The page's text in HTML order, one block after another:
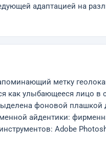
адаптацией на
метку
как улыбающееся лицо в
фоновой плашкой
айдентики:
Adobe